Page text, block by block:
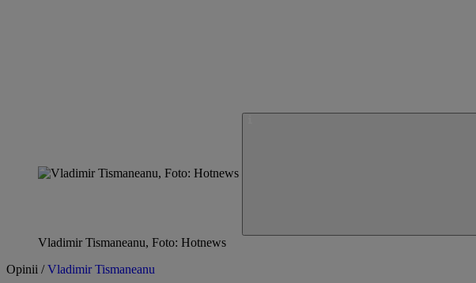
Vladimir Tismaneanu, Foto: Hotnews
Opinii /Vladimir Tismaneanu